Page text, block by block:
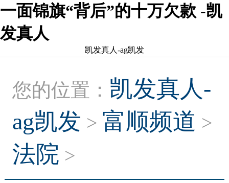
一面锦旗“背后”的十万欠款 -凯
发真人
凯发真人-ag凯发
您的位置： 凯发真人-
ag凯发 > 富顺频道 >
法院 >